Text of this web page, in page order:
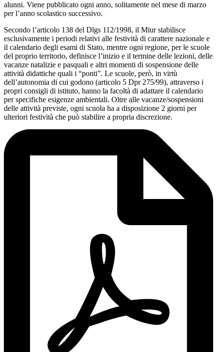
alunni. Viene pubblicato ogni anno, solitamente nel mese di marzo
per l’anno scolastico successivo.
Secondo l’articolo 138 del Dlgs 112/1998, il Miur stabilisce
esclusivamente i periodi relativi alle festività di carattere nazionale e
il calendario degli esami di Stato, mentre ogni regione, per le scuole
del proprio territorio, definisce l’inizio e il termine delle lezioni, delle
vacanze natalizie e pasquali e altri momenti di sospensione delle
attività didattiche quali i “ponti”. Le scuole, però, in virtù
dell’autonomia di cui godono (articolo 5 Dpr 275/99), attraverso i
propri consigli di istituto, hanno la facoltà di adattare il calendario
per specifiche esigenze ambientali. Oltre alle vacanze/sospensioni
delle attività previste, ogni scuola ha a disposizione 2 giorni per
ulteriori festività che può stabilire a propria discrezione.